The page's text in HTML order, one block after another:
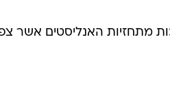
האנליסטים אשר צפו רווח של